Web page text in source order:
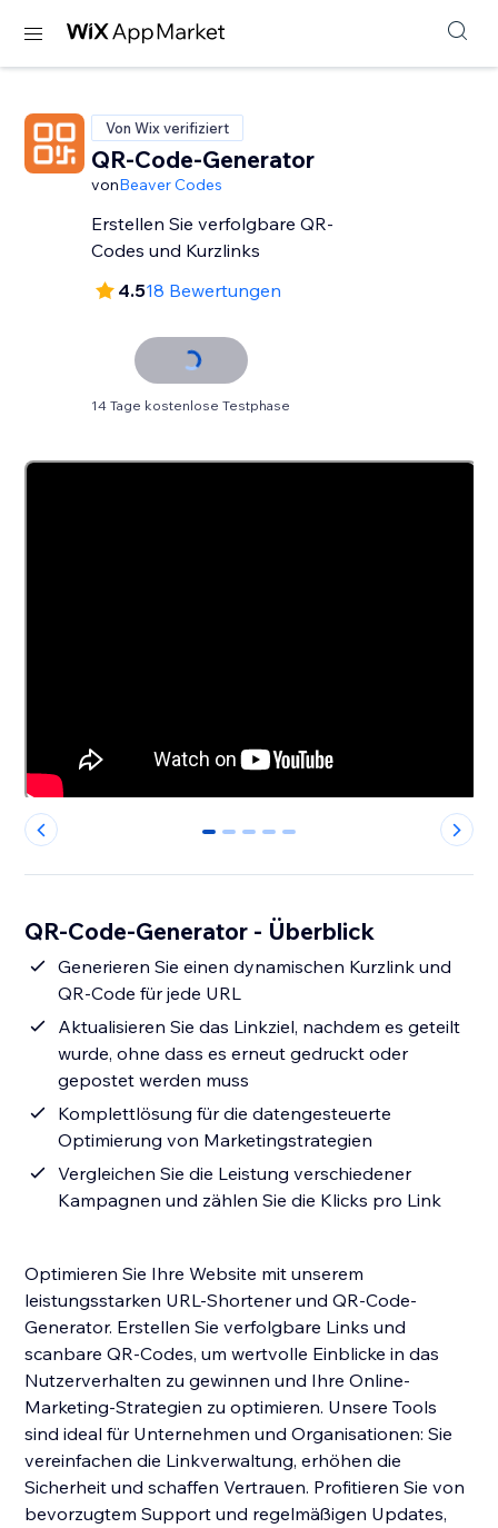
Von Wix verifiziert
QR-Code-Generator
vonBeaver Codes
Erstellen Sie verfolgbare QR-
Codes und Kurzlinks
4.518 Bewertungen
14 Tage kostenlose Testphase
0 1 2 3 4
QR-Code-Generator - Überblick
Generieren Sie einen dynamischen Kurzlink und
QR-Code für jede URL
Aktualisieren Sie das Linkziel, nachdem es geteilt
wurde, ohne dass es erneut gedruckt oder
gepostet werden muss
Komplettlösung für die datengesteuerte
Optimierung von Marketingstrategien
Vergleichen Sie die Leistung verschiedener
Kampagnen und zählen Sie die Klicks pro Link
Optimieren Sie Ihre Website mit unserem
leistungsstarken URL-Shortener und QR-Code-
Generator. Erstellen Sie verfolgbare Links und
scanbare QR-Codes, um wertvolle Einblicke in das
Nutzerverhalten zu gewinnen und Ihre Online-
Marketing-Strategien zu optimieren. Unsere Tools
sind ideal für Unternehmen und Organisationen: Sie
vereinfachen die Linkverwaltung, erhöhen die
Sicherheit und schaffen Vertrauen. Profitieren Sie von
bevorzugtem Support und regelmäßigen Updates,